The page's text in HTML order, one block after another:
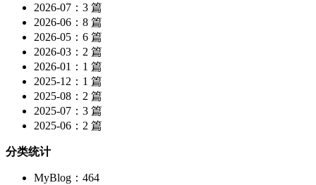
2026-07：3 篇
2026-06：8 篇
2026-05：6 篇
2026-03：2 篇
2026-01：1 篇
2025-12：1 篇
2025-08：2 篇
2025-07：3 篇
2025-06：2 篇
分类统计
MyBlog：464